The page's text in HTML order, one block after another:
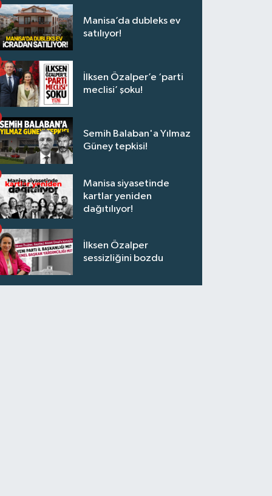
Manisa’da dubleks ev
satılıyor!
İlksen Özalper’e ‘parti
meclisi’ şoku!
Semih Balaban'a Yılmaz
Güney tepkisi!
Manisa siyasetinde
kartlar yeniden
dağıtılıyor!
İlksen Özalper
sessizliğini bozdu